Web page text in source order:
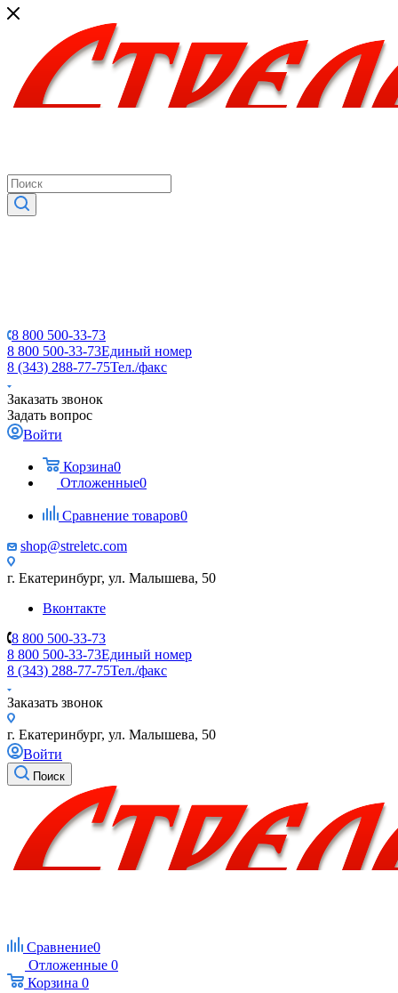
8 800 500-33-73
8 800 500-33-73Единый номер
8 (343) 288-77-75Тел./факс
Заказать звонок
Задать вопрос
Войти
Корзина0
Отложенные0
Сравнение товаров0
shop@streletc.com
г. Екатеринбург, ул. Малышева, 50
Вконтакте
8 800 500-33-73
8 800 500-33-73Единый номер
8 (343) 288-77-75Тел./факс
Заказать звонок
г. Екатеринбург, ул. Малышева, 50
Войти
Поиск
Сравнение0
Отложенные 0
Корзина 0